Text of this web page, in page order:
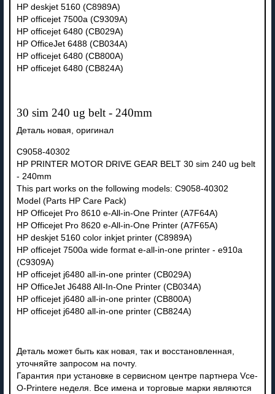
HP deskjet 5160 (C8989A)
HP officejet 7500a (C9309A)
HP officejet 6480 (CB029A)
HP OfficeJet 6488 (CB034A)
HP officejet 6480 (CB800A)
HP officejet 6480 (CB824A)
30 sim 240 ug belt - 240mm
Деталь новая, оригинал
C9058-40302
HP PRINTER MOTOR DRIVE GEAR BELT 30 sim 240 ug belt
- 240mm
This part works on the following models: C9058-40302
Model (Parts HP Care Pack)
HP Officejet Pro 8610 e-All-in-One Printer (A7F64A)
HP Officejet Pro 8620 e-All-in-One Printer (A7F65A)
HP deskjet 5160 color inkjet printer (C8989A)
HP officejet 7500a wide format e-all-in-one printer - e910a
(C9309A)
HP officejet j6480 all-in-one printer (CB029A)
HP OfficeJet J6488 All-In-One Printer (CB034A)
HP officejet j6480 all-in-one printer (CB800A)
HP officejet j6480 all-in-one printer (CB824A)
Деталь может быть как новая, так и восстановленная,
уточняйте запросом на почту.
Гарантия при установке в сервисном центре партнера Vce-
O-Printere неделя. Все имена и торговые марки являются